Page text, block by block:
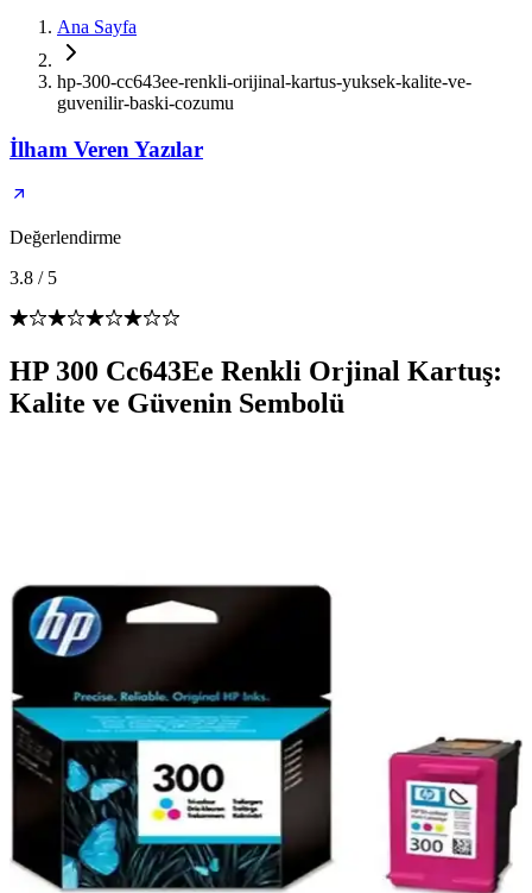
Ana Sayfa
hp-300-cc643ee-renkli-orijinal-kartus-yuksek-kalite-ve-
guvenilir-baski-cozumu
İlham Veren Yazılar
Değerlendirme
3.8 / 5
HP 300 Cc643Ee Renkli Orjinal Kartuş:
Kalite ve Güvenin Sembolü